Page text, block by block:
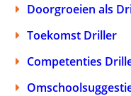
Doorgroeien als
Toekomst Driller
Competenties